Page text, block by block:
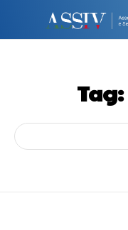
Tag: